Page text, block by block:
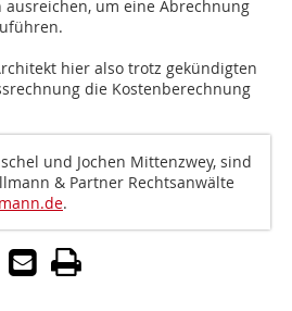
um eine Abrechnung
hier also trotz gekündigten
die Kostenberechnung
und Jochen Mittenzwey, sind
& Partner Rechtsanwälte
.